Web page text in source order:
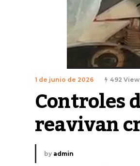
1 de junio de 2026 492
Controles
reavivan
by admin